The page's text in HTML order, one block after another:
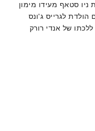
סטאף מעידו מימון
לגרייס ג'ונס
השנה ללכתו של אנדי רורק